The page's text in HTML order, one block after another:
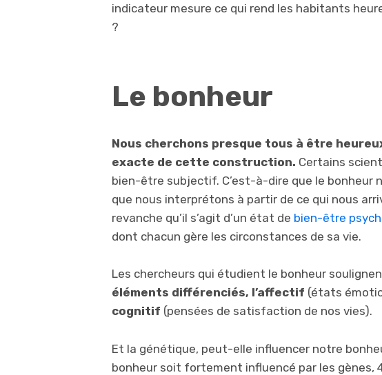
indicateur mesure ce qui rend les habitants
?
Le bonheur
Nous cherchons presque tous à être
exacte de cette construction. Certains
bien-être subjectif. C’est-à-dire que le bonheur
que nous interprétons à partir de ce qui nous
revanche qu’il s’agit d’un état de bien-être
dont chacun gère les circonstances de sa vie.
Les chercheurs qui étudient le bonheur
éléments différenciés, l’affectif (états
cognitif (pensées de satisfaction de nos vies).
Et la génétique, peut-elle influencer notre
bonheur soit fortement influencé par les gènes,